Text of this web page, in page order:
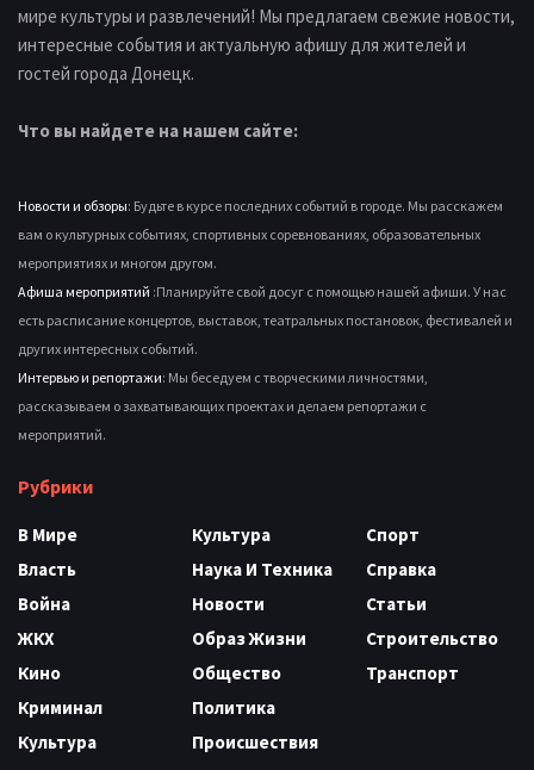
мире культуры и развлечений! Мы предлагаем свежие новости,
интересные события и актуальную афишу для жителей и
гостей города Донецк.
Что вы найдете на нашем сайте:
Новости и обзоры: Будьте в курсе последних событий в городе. Мы расскажем
вам о культурных событиях, спортивных соревнованиях, образовательных
мероприятиях и многом другом.
Афиша мероприятий :Планируйте свой досуг с помощью нашей афиши. У нас
есть расписание концертов, выставок, театральных постановок, фестивалей и
других интересных событий.
Интервью и репортажи: Мы беседуем с творческими личностями,
рассказываем о захватывающих проектах и делаем репортажи с
мероприятий.
Рубрики
В Мире
Власть
Война
ЖКХ
Кино
Криминал
Культура
Культура
Наука И Техника
Новости
Образ Жизни
Общество
Политика
Происшествия
Спорт
Справка
Статьи
Строительство
Транспорт